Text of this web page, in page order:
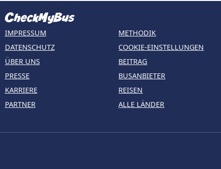
IMPRESSUM
DATENSCHUTZ
ÜBER UNS
PRESSE
KARRIERE
PARTNER
METHODIK
COOKIE-EINSTELLUNGEN
BEITRAG
BUSANBIETER
REISEN
ALLE LÄNDER